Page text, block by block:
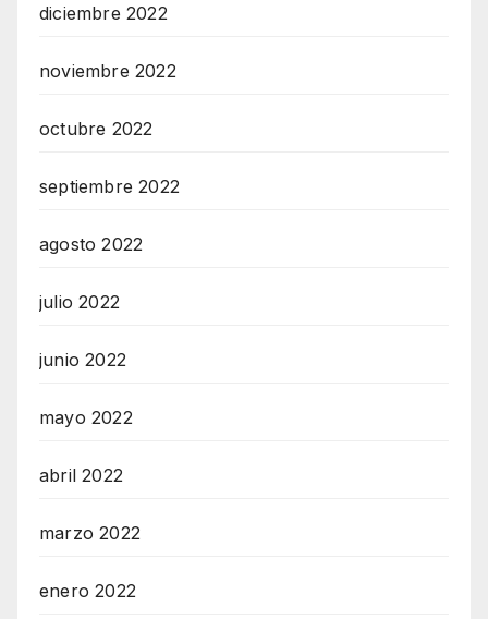
diciembre 2022
noviembre 2022
octubre 2022
septiembre 2022
agosto 2022
julio 2022
junio 2022
mayo 2022
abril 2022
marzo 2022
enero 2022